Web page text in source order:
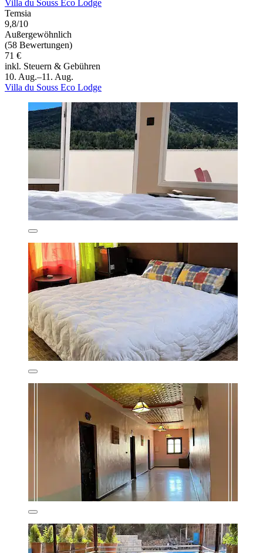
Villa du Souss Eco Lodge
Temsia
9,8/10
Außergewöhnlich
(58 Bewertungen)
71 €
inkl. Steuern & Gebühren
10. Aug.–11. Aug.
Villa du Souss Eco Lodge